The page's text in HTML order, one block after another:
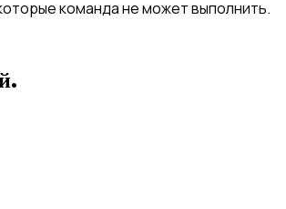
команда не может выполнить.